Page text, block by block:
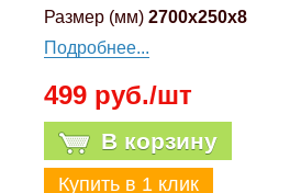
Размер (мм) 2700x250x8
Подробнее...
499 руб./шт
В корзину